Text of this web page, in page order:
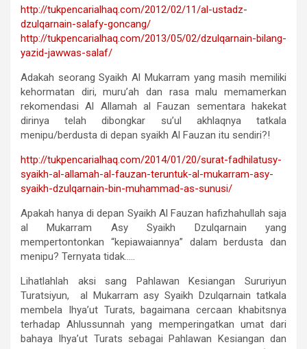
http://tukpencarialhaq.com/2012/02/11/al-ustadz-
dzulqarnain-salafy-goncang/
http://tukpencarialhaq.com/2013/05/02/dzulqarnain-bilang-
yazid-jawwas-salaf/
Adakah seorang Syaikh Al Mukarram yang masih memiliki
kehormatan diri, muru’ah dan rasa malu memamerkan
rekomendasi Al Allamah al Fauzan sementara hakekat
dirinya telah dibongkar su’ul akhlaqnya tatkala
menipu/berdusta di depan syaikh Al Fauzan itu sendiri?!
http://tukpencarialhaq.com/2014/01/20/surat-fadhilatusy-
syaikh-al-allamah-al-fauzan-teruntuk-al-mukarram-asy-
syaikh-dzulqarnain-bin-muhammad-as-sunusi/
Apakah hanya di depan Syaikh Al Fauzan hafizhahullah saja
al Mukarram Asy Syaikh Dzulqarnain yang
mempertontonkan “kepiawaiannya” dalam berdusta dan
menipu? Ternyata tidak…..
Lihatlahlah aksi sang Pahlawan Kesiangan Sururiyun
Turatsiyun, al Mukarram asy Syaikh Dzulqarnain tatkala
membela Ihya’ut Turats, bagaimana cercaan khabitsnya
terhadap Ahlussunnah yang memperingatkan umat dari
bahaya Ihya’ut Turats sebagai Pahlawan Kesiangan dan